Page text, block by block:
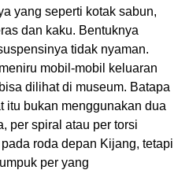
yang seperti kotak sabun,
dan kaku. Bentuknya
tidak nyaman.
mobil-mobil keluaran
dilihat di museum. Batapa
itu bukan menggunakan dua
per spiral atau per torsi
roda depan Kijang, tetapi
per yang